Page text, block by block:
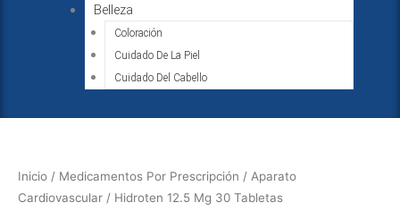
Belleza
Coloración
Cuidado De La Piel
Cuidado Del Cabello
Inicio / Medicamentos Por Prescripción / Aparato
Cardiovascular / Hidroten 12.5 Mg 30 Tabletas
Mg
30